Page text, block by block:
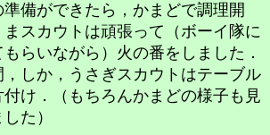
準備ができたら，かまどで調理開
まスカウトは頑張って（ボーイ隊に
らいながら）火の番をしました．
，しか，うさぎスカウトはテーブル
付け．（もちろんかまどの様子も見
た）